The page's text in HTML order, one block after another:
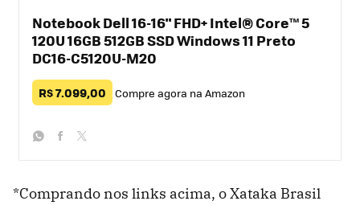
Notebook Dell 16-16" FHD+ Intel® Core™ 5
120U 16GB 512GB SSD Windows 11 Preto
DC16-C5120U-M20
R$ 7.099,00 Compre agora na Amazon
*Comprando nos links acima, o Xataka Brasil